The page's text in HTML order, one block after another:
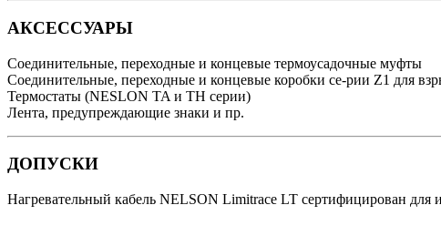
АКСЕССУАРЫ
Соединительные, переходные и концевые термоусадочные муфты
Соединительные, переходные и концевые коробки се-рии Z1 для
Термостаты (NESLON TA и TH серии)
Лента, предупреждающие знаки и пр.
ДОПУСКИ
Нагревательный кабель NELSON Limitrace LT сертифицирован для